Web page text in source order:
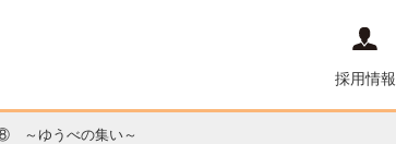
採用情報
～ゆうべの集い～